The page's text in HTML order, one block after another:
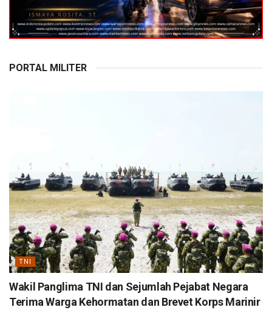
PORTAL MILITER
TNI
Wakil Panglima TNI dan Sejumlah Pejabat Negara
Terima Warga Kehormatan dan Brevet Korps Marinir